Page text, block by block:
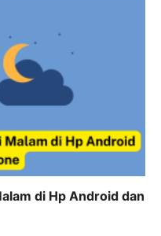
di Hp Android dan